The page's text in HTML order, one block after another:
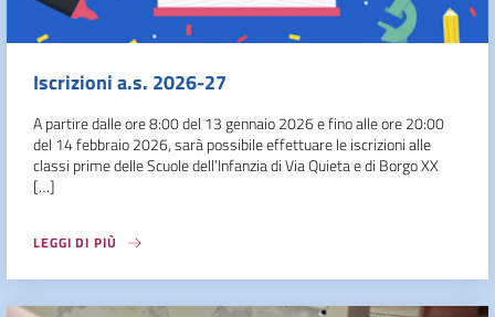
Iscrizioni a.s. 2026-27
A partire dalle ore 8:00 del 13 gennaio 2026 e fino alle ore 20:00
del 14 febbraio 2026, sarà possibile effettuare le iscrizioni alle
classi prime delle Scuole dell’Infanzia di Via Quieta e di Borgo XX
[…]
LEGGI DI PIÙ